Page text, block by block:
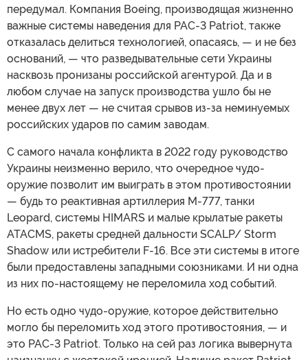
передумал. Компания Boeing, производящая жизненно
важные системы наведения для PAC-3 Patriot, также
отказалась делиться технологией, опасаясь, — и не без
оснований, — что разведывательные сети Украины
насквозь пронизаны российской агентурой. Да и в
любом случае на запуск производства ушло бы не
менее двух лет — не считая срывов из-за неминуемых
российских ударов по самим заводам.
С самого начала конфликта в 2022 году руководство
Украины неизменно верило, что очередное чудо-
оружие позволит им выиграть в этом противостоянии
— будь то реактивная артиллерия M-777, танки
Leopard, системы HIMARS и малые крылатые ракеты
ATACMS, ракеты средней дальности SCALP/ Storm
Shadow или истребители F-16. Все эти системы в итоге
были предоставлены западными союзниками. И ни одна
из них по-настоящему не переломила ход событий.
Но есть одно чудо-оружие, которое действительно
могло бы переломить ход этого противостояния, — и
это PAC-3 Patriot. Только на сей раз логика вывернута